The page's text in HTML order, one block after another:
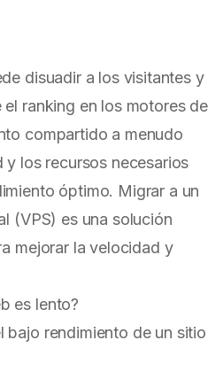
disuadir a los visitantes y
ranking en los motores de
compartido a menudo
los recursos necesarios
óptimo. Migrar a un
(VPS) es una solución
mejorar la velocidad y
bajo rendimiento de un sitio